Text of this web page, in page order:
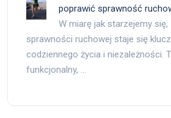
poprawić sprawność
W miarę jak starzejemy
sprawności ruchowej staje się
codziennego życia i niezależności.
funkcjonalny, …